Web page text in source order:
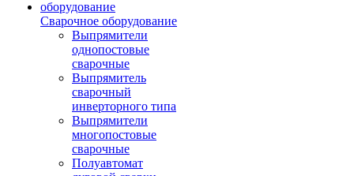
Сварочное оборудование
Выпрямители
однопостовые
сварочные
Выпрямитель
сварочный
инверторного типа
Выпрямители
многопостовые
сварочные
Полуавтомат